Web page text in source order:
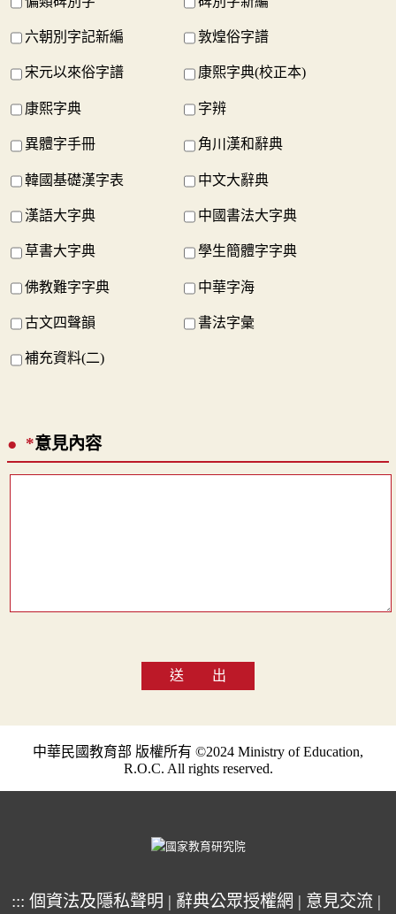
六朝別字記新編 敦煌俗字譜
宋元以來俗字譜 康熙字典(校正本)
康熙字典 字辨
異體字手冊 角川漢和辭典
韓國基礎漢字表 中文大辭典
漢語大字典 中國書法大字典
草書大字典 學生簡體字字典
佛教難字字典 中華字海
古文四聲韻 書法字彙
補充資料(二)
*意見內容
送 出
中華民國教育部 版權所有 ©2024 Ministry of Education,
R.O.C. All rights reserved.
::: 個資法及隱私聲明 | 辭典公眾授權網 | 意見交流 |